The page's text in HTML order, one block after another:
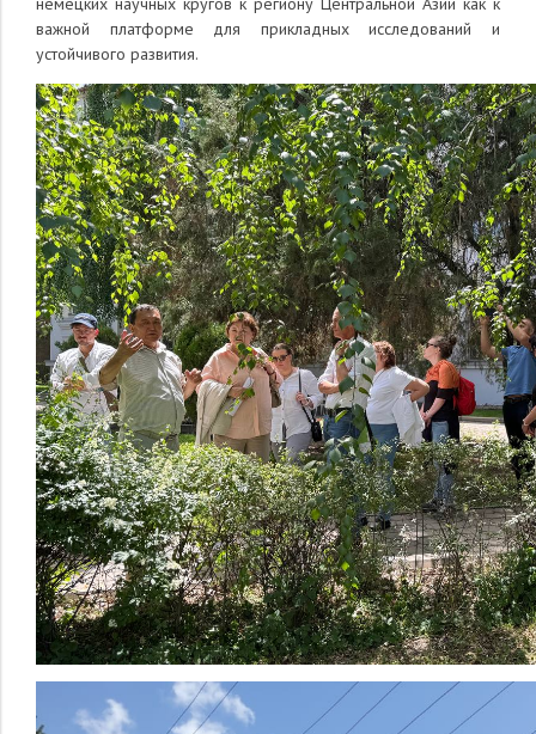
важной платформе для прикладных исследований и
устойчивого развития.